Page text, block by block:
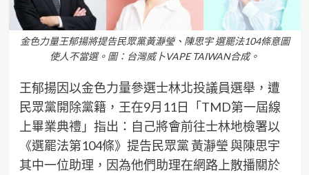
金色力量王郁揚將提告民眾黨黃瀞瑩、陳思宇 選罷法104條意圖
使人不當選。圖：台灣威卜VAPE TAIWAN合成。
王郁揚因以金色力量參選士林北投議員選舉，遭
民眾黨開除黨籍，王在9月11日「TMD第一屆線
上畢業典禮」指出：自己將會前往士林地檢署以
《選罷法第104條》提告民眾黨 黃瀞瑩 與陳思宇
其中一位助理，因為他們助理在網路上散播關於